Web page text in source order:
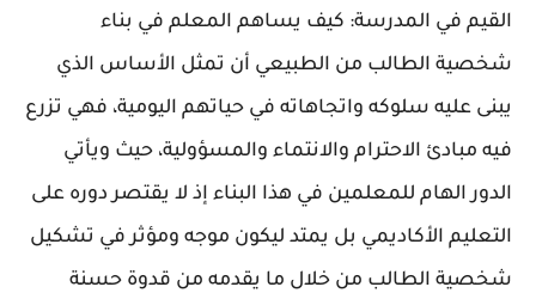
القيم في المدرسة: كيف يساهم المعلم في بناء
شخصية الطالب من الطبيعي أن تمثل الأساس الذي
يبنى عليه سلوكه واتجاهاته في حياتهم اليومية، فهي تزرع
فيه مبادئ الاحترام والانتماء والمسؤولية، حيث ويأتي
الدور الهام للمعلمين في هذا البناء إذ لا يقتصر دوره على
التعليم الأكاديمي بل يمتد ليكون موجه ومؤثر في تشكيل
شخصية الطالب من خلال ما يقدمه من قدوة حسنة